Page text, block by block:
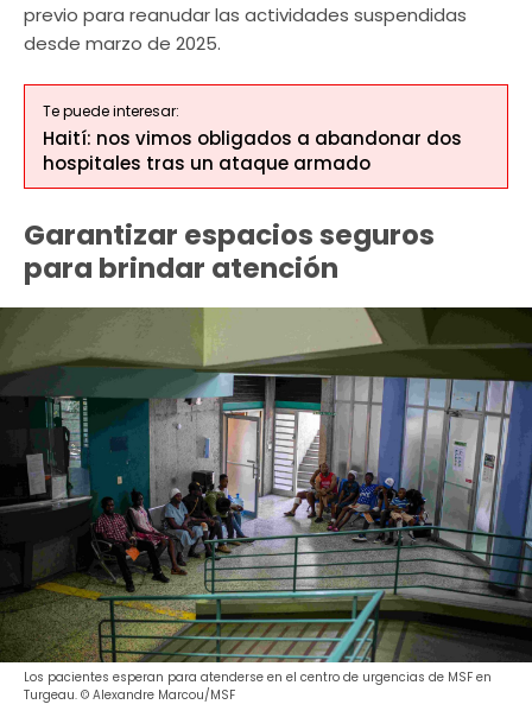
previo para reanudar las actividades suspendidas
desde marzo de 2025.
Te puede interesar:
Haití: nos vimos obligados a abandonar dos
hospitales tras un ataque armado
Garantizar espacios seguros
para brindar atención
Los pacientes esperan para atenderse en el centro de urgencias de MSF en
Turgeau. © Alexandre Marcou/MSF